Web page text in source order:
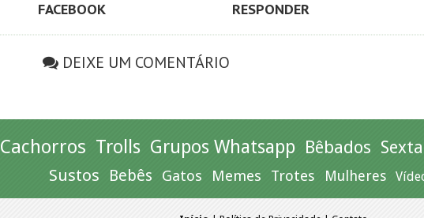
FACEBOOK
RESPONDER
DEIXE UM COMENTÁRIO
Cachorros Trolls Grupos Whatsapp Bêbados
Sustos
Bebês Gatos Memes Trotes Mulheres